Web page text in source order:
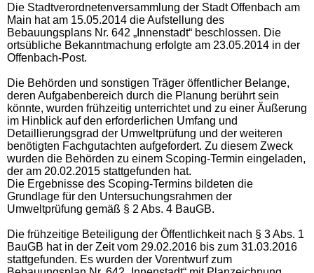
Die Stadtverordnetenversammlung der Stadt Offenbach am
Main hat am 15.05.2014 die Aufstellung des
Bebauungsplans Nr. 642 „Innenstadt“ beschlossen. Die
ortsübliche Bekanntmachung erfolgte am 23.05.2014 in der
Offenbach-Post.
Die Behörden und sonstigen Träger öffentlicher Belange,
deren Aufgabenbereich durch die Planung berührt sein
könnte, wurden frühzeitig unterrichtet und zu einer Äußerung
im Hinblick auf den erforderlichen Umfang und
Detaillierungsgrad der Umweltprüfung und der weiteren
benötigten Fachgutachten aufgefordert. Zu diesem Zweck
wurden die Behörden zu einem Scoping-Termin eingeladen,
der am 20.02.2015 stattgefunden hat.
Die Ergebnisse des Scoping-Termins bildeten die
Grundlage für den Untersuchungsrahmen der
Umweltprüfung gemäß § 2 Abs. 4 BauGB.
Die frühzeitige Beteiligung der Öffentlichkeit nach § 3 Abs. 1
BauGB hat in der Zeit vom 29.02.2016 bis zum 31.03.2016
stattgefunden. Es wurden der Vorentwurf zum